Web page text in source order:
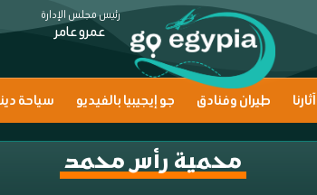
رئيس مجلس الإدارة
عمرو عامر
آثارنا طيران وفنادق جو إيجيبيا بالفيديو سياحة
محمية رأس محمد